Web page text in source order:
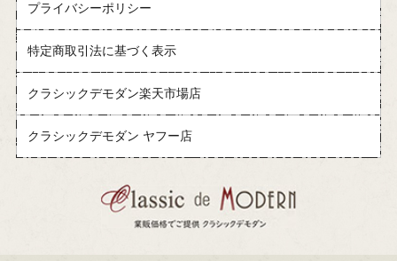
プライバシーポリシー
特定商取引法に基づく表示
クラシックデモダン楽天市場店
クラシックデモダン ヤフー店